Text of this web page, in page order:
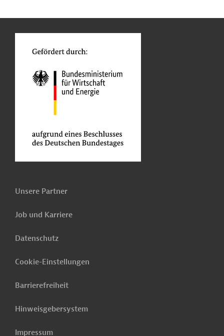
Unsere Partner
Job und Karriere
Datenschutz
Cookie-Einstellungen
Barrierefreiheit
Hinweisgebersystem
Impressum